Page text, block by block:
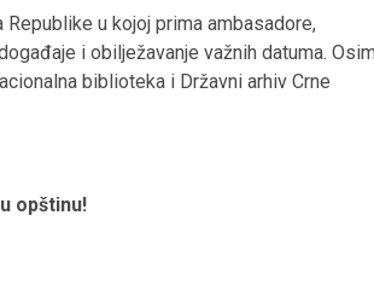
u kojoj prima ambasadore,
i obilježavanje važnih datuma.
biblioteka i Državni arhiv Crne
opštinu!